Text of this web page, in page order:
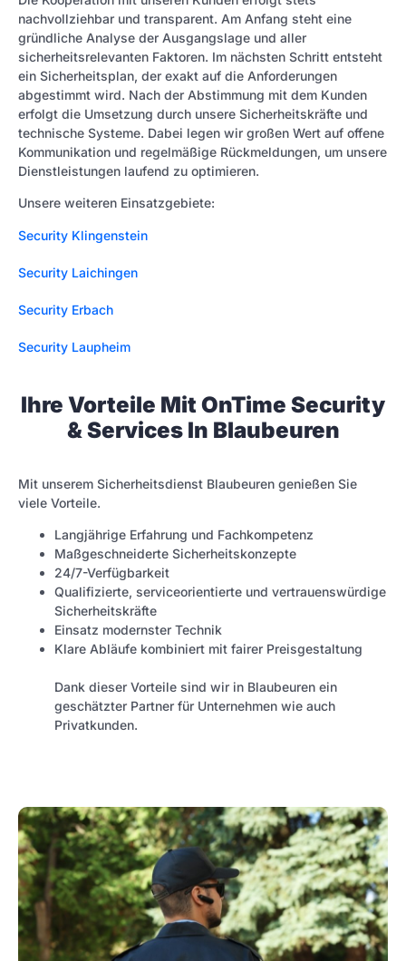
nachvollziehbar und transparent. Am Anfang steht eine
gründliche Analyse der Ausgangslage und aller
sicherheitsrelevanten Faktoren. Im nächsten Schritt entsteht
ein Sicherheitsplan, der exakt auf die Anforderungen
abgestimmt wird. Nach der Abstimmung mit dem Kunden
erfolgt die Umsetzung durch unsere Sicherheitskräfte und
technische Systeme. Dabei legen wir großen Wert auf offene
Kommunikation und regelmäßige Rückmeldungen, um unsere
Dienstleistungen laufend zu optimieren.
Unsere weiteren Einsatzgebiete:
Security Klingenstein
Security Laichingen
Security Erbach
Security Laupheim
Ihre Vorteile Mit OnTime Security
& Services In Blaubeuren
Mit unserem Sicherheitsdienst Blaubeuren genießen Sie
viele Vorteile.
Langjährige Erfahrung und Fachkompetenz
Maßgeschneiderte Sicherheitskonzepte
24/7-Verfügbarkeit
Qualifizierte, serviceorientierte und vertrauenswürdige
Sicherheitskräfte
Einsatz modernster Technik
Klare Abläufe kombiniert mit fairer Preisgestaltung
Dank dieser Vorteile sind wir in Blaubeuren ein
geschätzter Partner für Unternehmen wie auch
Privatkunden.